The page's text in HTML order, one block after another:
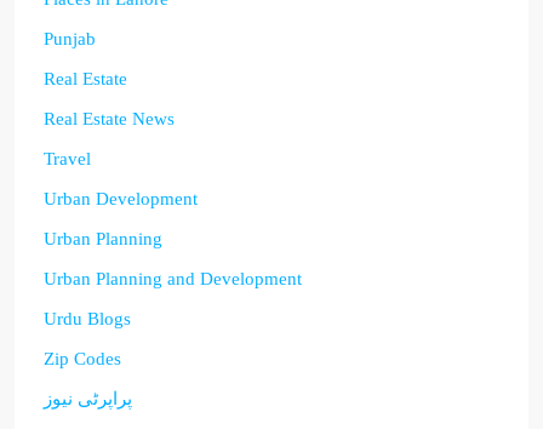
Punjab
Real Estate
Real Estate News
Travel
Urban Development
Urban Planning
Urban Planning and Development
Urdu Blogs
Zip Codes
پراپرٹی نیوز